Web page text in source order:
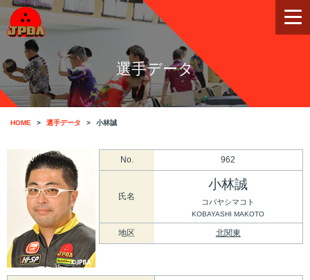
選手データ
HOME 選手データ 小林誠
No. 962
氏名
小林誠
コバヤシマコト
KOBAYASHI MAKOTO
地区 北関東